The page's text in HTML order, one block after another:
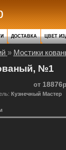
ДОСТАВКА ЦВЕТ
» Мостики
№1
от
: Кузнечный Мастер